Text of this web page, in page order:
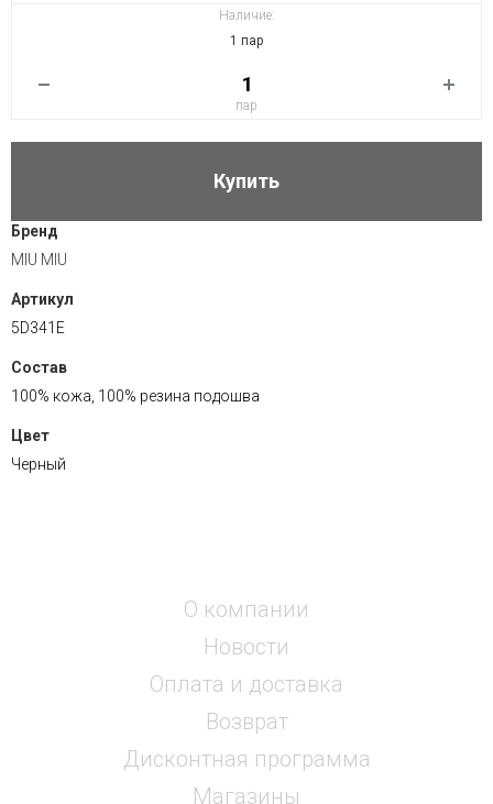
Наличие:
1 пар
пар
Купить
Бренд
MIU MIU
Артикул
5D341E
Состав
100% кожа, 100% резина подошва
Цвет
Черный
О компании
Новости
Оплата и доставка
Возврат
Дисконтная программа
Магазины